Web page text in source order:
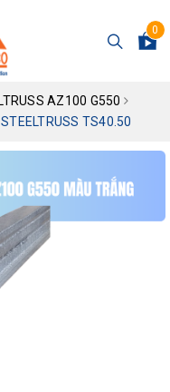
0
AZ100 G550
TS40.50